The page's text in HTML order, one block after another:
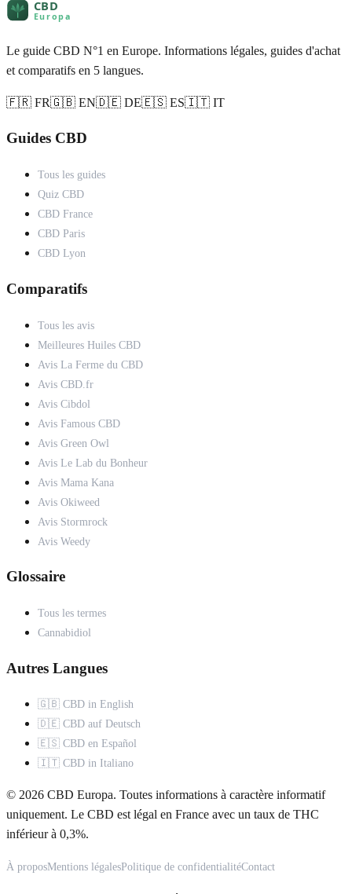
Le guide CBD N°1 en Europe. Informations légales, guides d'achat
et comparatifs en 5 langues.
🇫🇷 FR🇬🇧 EN🇩🇪 DE🇪🇸 ES🇮🇹 IT
Guides CBD
Tous les guides
Quiz CBD
CBD France
CBD Paris
CBD Lyon
Comparatifs
Tous les avis
Meilleures Huiles CBD
Avis La Ferme du CBD
Avis CBD.fr
Avis Cibdol
Avis Famous CBD
Avis Green Owl
Avis Le Lab du Bonheur
Avis Mama Kana
Avis Okiweed
Avis Stormrock
Avis Weedy
Glossaire
Tous les termes
Cannabidiol
Autres Langues
🇬🇧 CBD in English
🇩🇪 CBD auf Deutsch
🇪🇸 CBD en Español
🇮🇹 CBD in Italiano
© 2026 CBD Europa. Toutes informations à caractère informatif
uniquement. Le CBD est légal en France avec un taux de THC
inférieur à 0,3%.
À proposMentions légalesPolitique de confidentialitéContact